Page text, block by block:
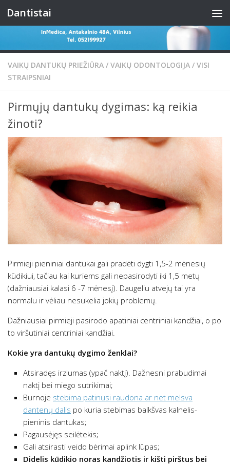
Skip to content
Dantistai
VAIKŲ DANTUKŲ PRIEŽIŪRA / VAIKŲ ODONTOLOGIJA / VISI
STRAIPSNIAI
Pirmųjų dantukų dygimas: ką reikia
žinoti?
Pirmieji pieniniai dantukai gali pradėti dygti 1,5-2 mėnesių
kūdikiui, tačiau kai kuriems gali nepasirodyti iki 1,5 metų
(dažniausiai kalasi 6 -7 mėnesį). Daugeliu atvejų tai yra
normalu ir vėliau nesukelia jokių problemų.
Dažniausiai pirmieji pasirodo apatiniai centriniai kandžiai, o po
to viršutiniai centriniai kandžiai.
Kokie yra dantukų dygimo ženklai?
Atsiradęs irzlumas (ypač naktį). Dažnesni prabudimai
naktį bei miego sutrikimai;
Burnoje stebima patinusi raudona ar net melsva
dantenų dalis po kuria stebimas balkšvas kalnelis-
pieninis dantukas;
Pagausėjęs seilėtekis;
Gali atsirasti veido bėrimai aplink lūpas;
Didelis kūdikio noras kandžiotis ir kišti pirštus bei